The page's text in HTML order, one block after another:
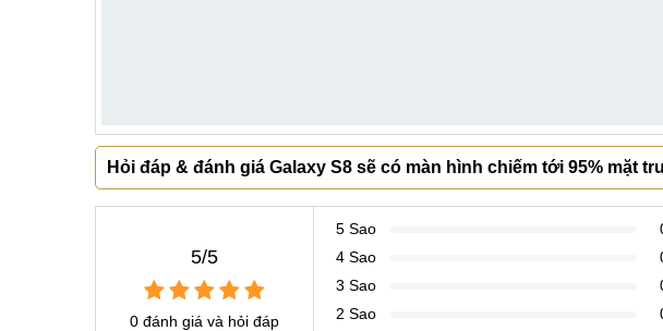
Hỏi đáp & đánh giá Galaxy S8 sẽ có màn hình chiếm tới 95% mặt
5/5
0 đánh giá và hỏi đáp
5 Sao
4 Sao
3 Sao
2 Sao